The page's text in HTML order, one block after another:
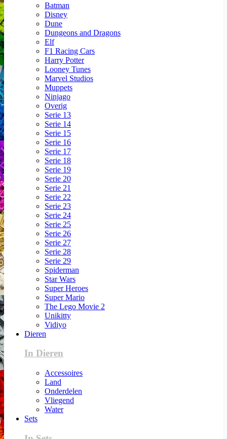
Batman
Disney
Dune
Dungeons and Dragons
Elf
F1 Racing Cars
Harry Potter
Looney Tunes
Marvel Studios
Muppets
Ninjago
Overig
Serie 13
Serie 14
Serie 15
Serie 16
Serie 17
Serie 18
Serie 19
Serie 20
Serie 21
Serie 22
Serie 23
Serie 24
Serie 25
Serie 26
Serie 27
Serie 28
Serie 29
Spiderman
Star Wars
Super Heroes
Super Mario
The Lego Movie 2
Unikitty
Vidiyo
Dieren
In Dieren
Accessoires
Land
Onderdelen
Vliegend
Water
Sets